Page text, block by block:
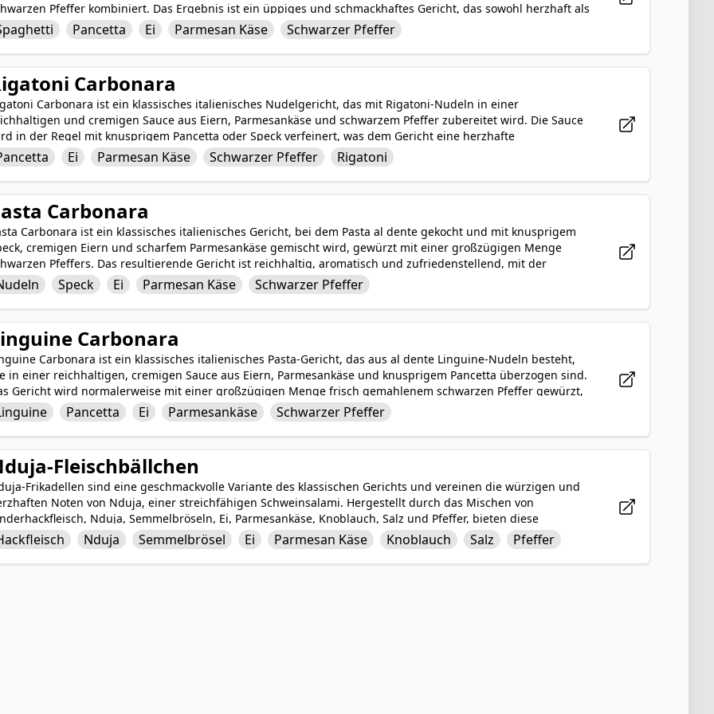
Pfeffer kombiniert. Das Ergebnis ist ein üppiges und schmackhaftes Gericht, das sowohl herzhaft als
tröstlich ist. Die Kombination aus herzhaftem Pancetta und cremiger Sauce umhüllt jede Nudel und
eine befriedigende und verwöhnende Mahlzeit, die einfach und dennoch anspruchsvoll ist. Dieses
Rezept wird für seine reichen Aromen und seinen tröstlichen Charme geliebt.
Pancetta Ei Parmesan Käse Schwarzer Pfeffer
Carbonara
Carbonara ist ein klassisches italienisches Nudelgericht, das mit Rigatoni-Nudeln in einer
und cremigen Sauce aus Eiern, Parmesankäse und schwarzem Pfeffer zubereitet wird. Die Sauce
in der Regel mit knusprigem Pancetta oder Speck verfeinert, was dem Gericht eine herzhafte
verleiht. Die Kombination aus rauchigem Pancetta, cremiger Eiersauce und al dente gekochten
ergibt eine tröstliche und zufriedenstellende Mahlzeit, die sowohl einfach als auch verwöhnend ist.
Carbonara ist ein beliebtes Nudelgericht, das die köstliche Einfachheit der italienischen Küche
Ei Parmesan Käse Schwarzer Pfeffer Rigatoni
Carbonara
Carbonara ist ein klassisches italienisches Gericht, bei dem Pasta al dente gekocht und mit knusprigem
cremigen Eiern und scharfem Parmesankäse gemischt wird, gewürzt mit einer großzügigen Menge
Pfeffers. Das resultierende Gericht ist reichhaltig, aromatisch und zufriedenstellend, mit der
Balance von salzigen, herzhaften und cremigen Elementen. Ein einfaches, aber verwöhnendes
Pasta Carbonara ist ein beliebter Favorit für Pastaliebhaber, die nach einer tröstlichen und
Mahlzeit suchen.
Speck Ei Parmesan Käse Schwarzer Pfeffer
Carbonara
Carbonara ist ein klassisches italienisches Pasta-Gericht, das aus al dente Linguine-Nudeln besteht,
in einer reichhaltigen, cremigen Sauce aus Eiern, Parmesankäse und knusprigem Pancetta überzogen sind.
Gericht wird normalerweise mit einer großzügigen Menge frisch gemahlenem schwarzen Pfeffer gewürzt,
jedem Biss eine würzige Note verleiht. Linguine Carbonara ist eine wohlschmeckende und befriedigende
die herzhafte und cremige Aromen für ein köstliches kulinarisches Erlebnis kombiniert.
Pancetta Ei Parmesankäse Schwarzer Pfeffer
Fleischbällchen
Frikadellen sind eine geschmackvolle Variante des klassischen Gerichts und vereinen die würzigen und
Noten von Nduja, einer streichfähigen Schweinsalami. Hergestellt durch das Mischen von
Nduja, Semmelbröseln, Ei, Parmesankäse, Knoblauch, Salz und Pfeffer, bieten diese
ein einzigartiges und köstliches Geschmackserlebnis. Die Nduja verleiht dem Ganzen eine leichte
und Fülle, während die anderen Zutaten zusammenkommen, um eine saftige und perfekt gewürzte
zu kreieren. Ob als Hauptgericht mit Pasta serviert oder als herzhafter Appetithappen genossen,
Nduja Semmelbrösel Ei Parmesan Käse Knoblauch Salz Pfeffer